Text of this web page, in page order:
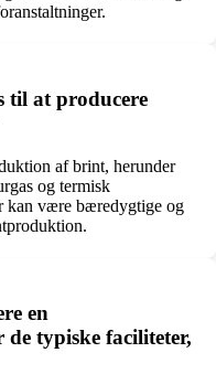
til at producere
af brint, herunder
og termisk
kan være bæredygtige og
en
typiske faciliteter,